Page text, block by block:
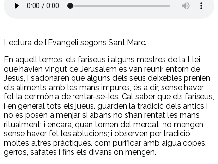
Lectura de l’Evangeli segons Sant Marc.
En aquell temps, els fariseus i alguns mestres de la Llei
que havien vingut de Jerusalem es van reunir entorn de
Jesús, i s’adonaren que alguns dels seus deixebles prenien
els aliments amb les mans impures, és a dir, sense haver
fet la cerimònia de rentar-se-les. Cal saber que els fariseus,
i en general tots els jueus, guarden la tradició dels antics i
no es posen a menjar si abans no s’han rentat les mans
ritualment; i encara, quan tornen del mercat, no mengen
sense haver fet les ablucions; i observen per tradició
moltes altres pràctiques, com purificar amb aigua copes,
gerros, safates i fins els divans on mengen.